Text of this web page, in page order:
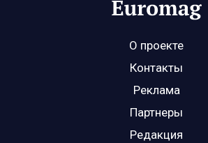
О проекте
Контакты
Реклама
Партнеры
Редакция